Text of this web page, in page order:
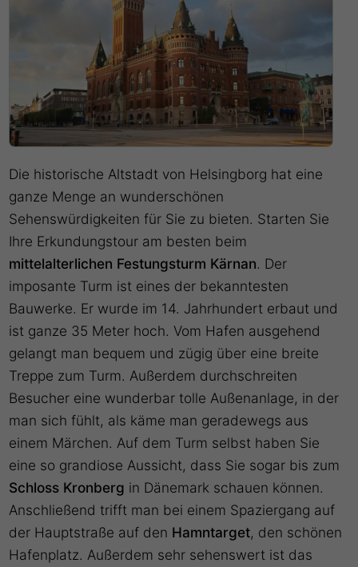
Die historische Altstadt von Helsingborg hat eine
ganze Menge an wunderschönen
Sehenswürdigkeiten für Sie zu bieten. Starten Sie
Ihre Erkundungstour am besten beim
mittelalterlichen Festungsturm Kärnan. Der
imposante Turm ist eines der bekanntesten
Bauwerke. Er wurde im 14. Jahrhundert erbaut und
ist ganze 35 Meter hoch. Vom Hafen ausgehend
gelangt man bequem und zügig über eine breite
Treppe zum Turm. Außerdem durchschreiten
Besucher eine wunderbar tolle Außenanlage, in der
man sich fühlt, als käme man geradewegs aus
einem Märchen. Auf dem Turm selbst haben Sie
eine so grandiose Aussicht, dass Sie sogar bis zum
Schloss Kronberg in Dänemark schauen können.
Anschließend trifft man bei einem Spaziergang auf
der Hauptstraße auf den Hamntarget, den schönen
Hafenplatz. Außerdem sehr sehenswert ist das